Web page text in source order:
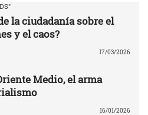
la ciudadanía sobre el
y el caos?
17/03/2026
Medio, el arma
16/01/2026